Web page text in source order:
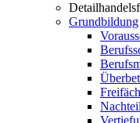
Grundbildung